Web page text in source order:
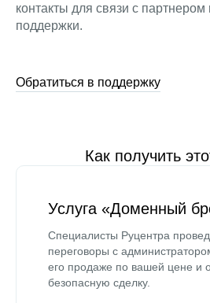
контакты для связи с
поддержки.
Обратиться в поддержку
Как получить
Услуга «Доменный
Специалисты Руцентра
переговоры с
его продаже по вашей цене и
безопасную сделку.